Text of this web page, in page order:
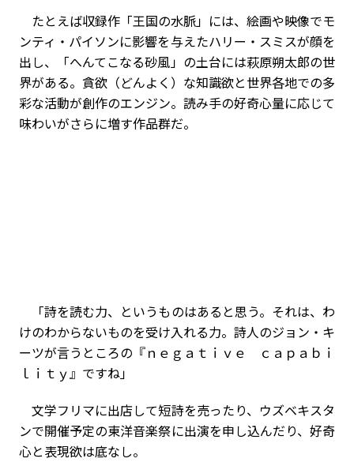
たとえば収録作「王国の水脈」には、絵画や映像でモ
ンティ・パイソンに影響を与えたハリー・スミスが顔を
出し、「へんてこなる砂風」の土台には萩原朔太郎の世
界がある。貪欲（どんよく）な知識欲と世界各地での多
彩な活動が創作のエンジン。読み手の好奇心量に応じて
味わいがさらに増す作品群だ。
「詩を読む力、というものはあると思う。それは、わ
けのわからないものを受け入れる力。詩人のジョン・キ
ーツが言うところの『ｎｅｇａｔｉｖｅ ｃａｐａｂｉ
ｌｉｔｙ』ですね」
文学フリマに出店して短詩を売ったり、ウズベキスタ
ンで開催予定の東洋音楽祭に出演を申し込んだり、好奇
心と表現欲は底なし。